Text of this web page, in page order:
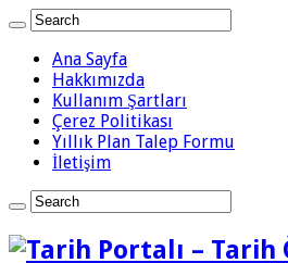
Ana Sayfa
Hakkımızda
Kullanım Şartları
Çerez Politikası
Yıllık Plan Talep Formu
İletişim